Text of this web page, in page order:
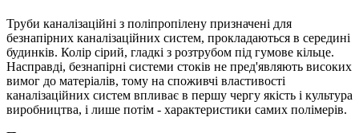
Труби каналізаційні з поліпропілену призначені для
безнапірних каналізаційних систем, прокладаються в середині
будинків. Колір сірий, гладкі з розтрубом під гумове кільце.
Насправді, безнапірні системи стоків не пред'являють високих
вимог до матеріалів, тому на споживчі властивості
каналізаційних систем впливає в першу чергу якість і культура
виробництва, і лише потім - характеристики самих полімерів.